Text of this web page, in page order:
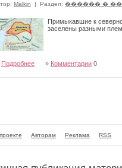
Malkin | Раздел: ������ �
Примыкавшие к
заселены разными
Подробнее » Комментарии 0
Авторам Реклама RSS